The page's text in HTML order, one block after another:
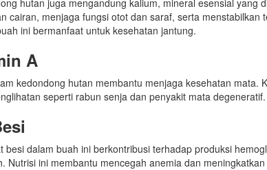
hutan juga mengandung kalium, mineral esensial yang
cairan, menjaga fungsi otot dan saraf, serta menstabilkan
ini bermanfaat untuk kesehatan jantung.
A
kedondong hutan membantu menjaga kesehatan mata.
seperti rabun senja dan penyakit mata degeneratif.
besi dalam buah ini berkontribusi terhadap produksi
Nutrisi ini membantu mencegah anemia dan